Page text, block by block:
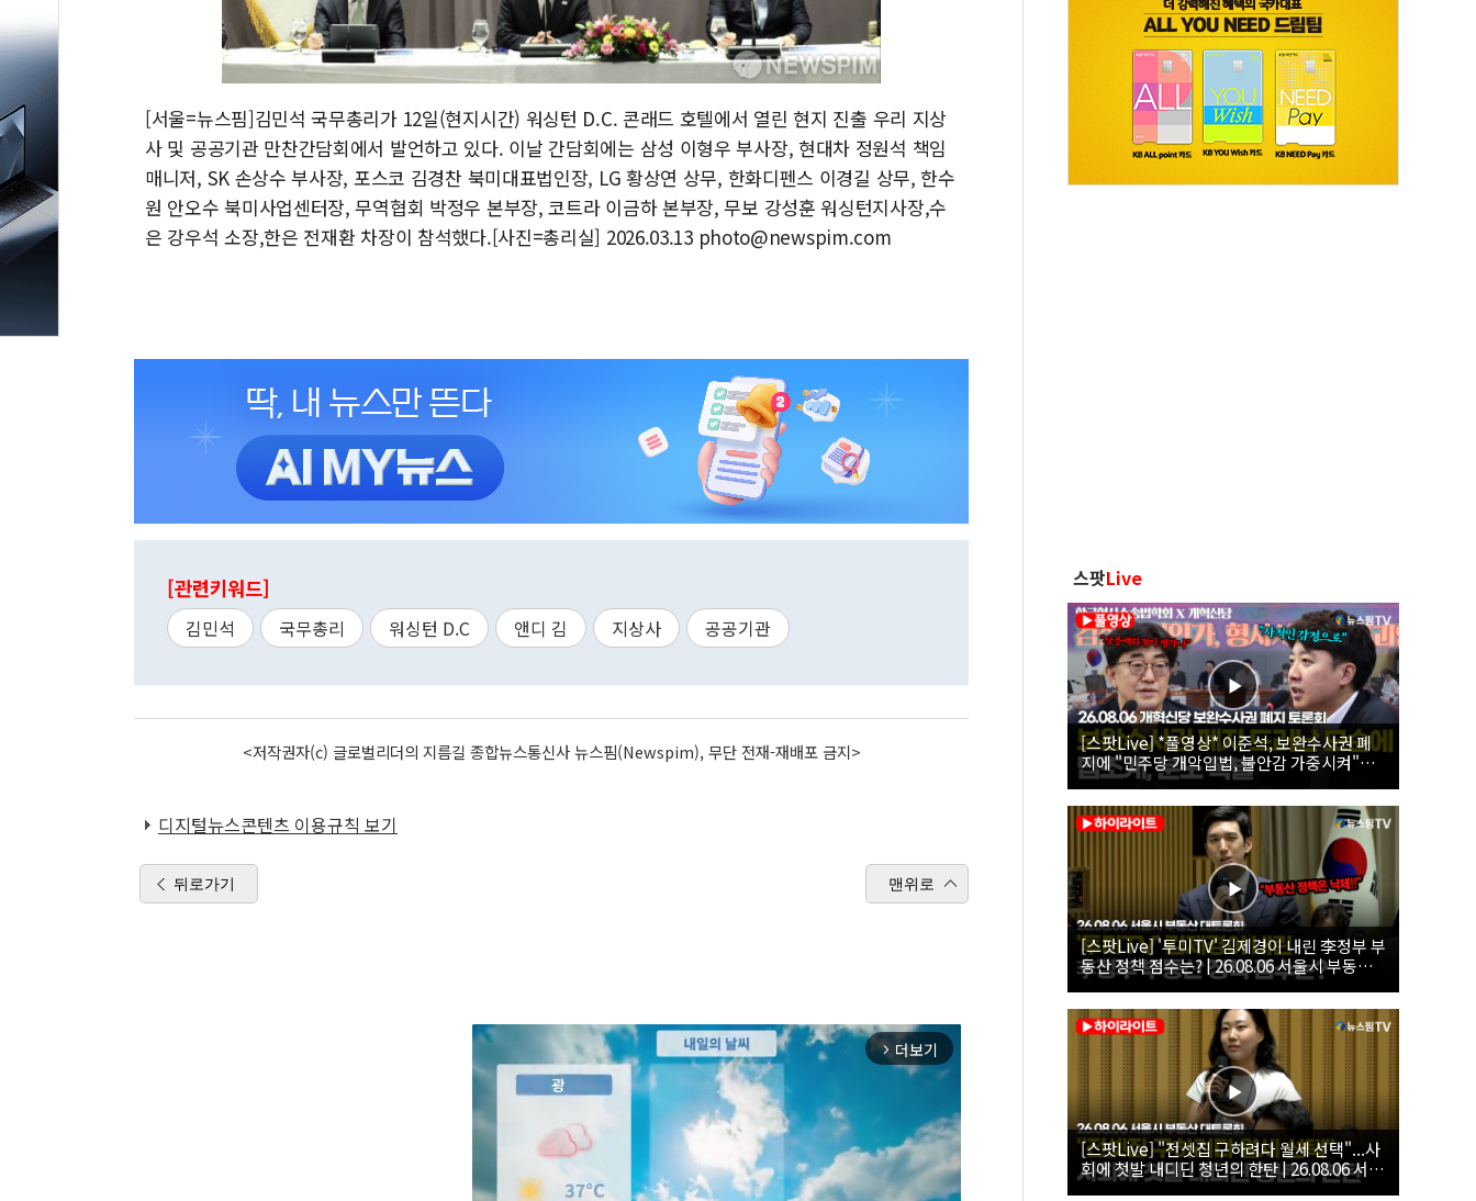
[서울=뉴스핌]김민석 국무총리가 12일(현지시간) 워싱턴 D.C. 콘래드 호텔에서 열린 현지 진출 우리 지상
사 및 공공기관 만찬간담회에서 발언하고 있다. 이날 간담회에는 삼성 이형우 부사장, 현대차 정원석 책임
매니저, SK 손상수 부사장, 포스코 김경찬 북미대표법인장, LG 황상연 상무, 한화디펜스 이경길 상무, 한수
원 안오수 북미사업센터장, 무역협회 박정우 본부장, 코트라 이금하 본부장, 무보 강성훈 워싱턴지사장,수
은 강우석 소장,한은 전재환 차장이 참석했다.[사진=총리실] 2026.03.13 photo@newspim.com
[관련키워드]
김민석 국무총리 워싱턴 D.C 앤디 김 지상사 공공기관
<저작권자(c) 글로벌리더의 지름길 종합뉴스통신사 뉴스핌(Newspim), 무단 전재-재배포 금지>
디지털뉴스콘텐츠 이용규칙 보기
뒤로가기 맨위로
arrow_forward_ios 더보기
스팟Live
[스팟Live] *풀영상* 이준석, 보완수사권 폐
지에 "민주당 개악입법, 불안감 가중시켜"｜
26.08.06 개혁신당 보완수사권 폐지 토론회
[스팟Live] '투미TV' 김제경이 내린 李정부 부
동산 정책 점수는? | 26.08.06 서울시 부동산
대토론회
[스팟Live] "전셋집 구하려다 월세 선택"...사
회에 첫발 내디딘 청년의 한탄 | 26.08.06 서울
시 부동산 대토론회